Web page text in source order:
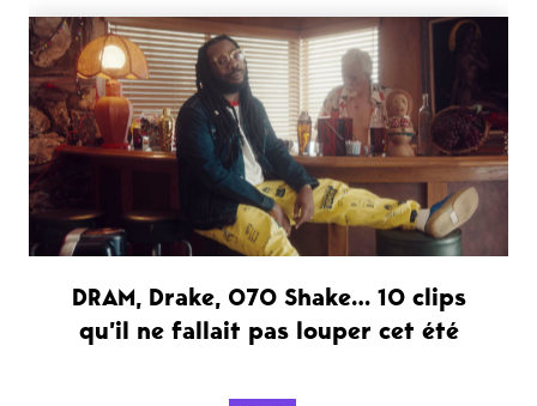
DRAM, Drake, 070 Shake… 10 clips
qu’il ne fallait pas louper cet été